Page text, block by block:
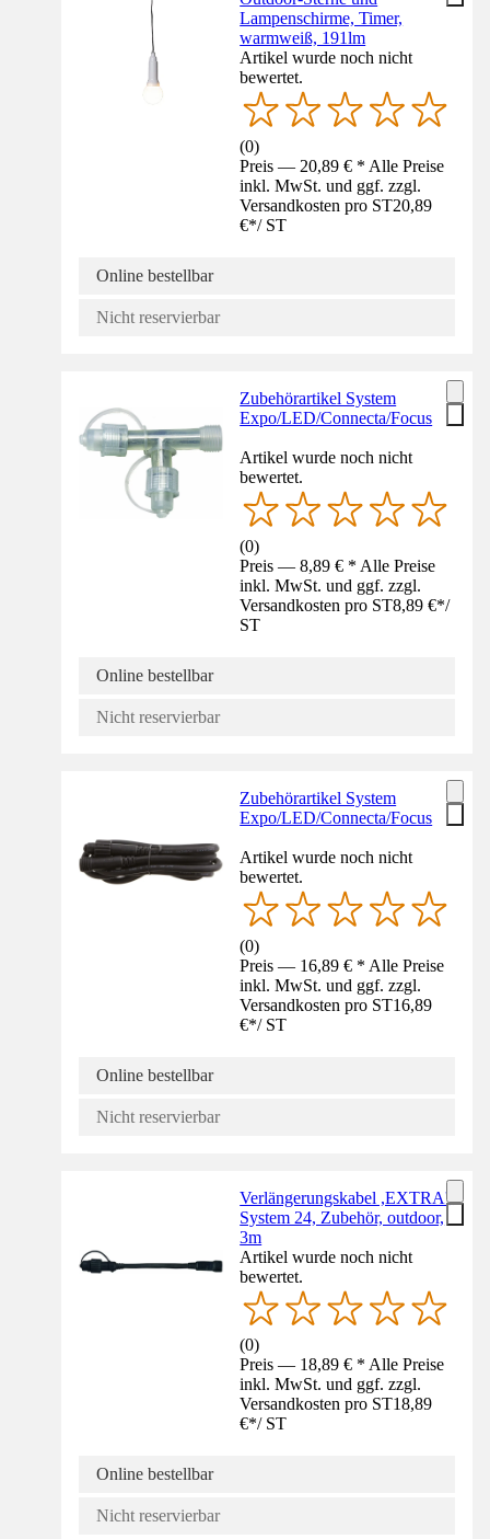
Lampenschirme, Timer,
warmweiß, 191lm
Artikel wurde noch nicht
bewertet.
(0)
Preis — 20,89 € * Alle Preise
inkl. MwSt. und ggf. zzgl.
Versandkosten pro ST20,89
€*/ ST
Online bestellbar
Nicht reservierbar
Zubehörartikel System
Expo/LED/Connecta/Focus
Artikel wurde noch nicht
bewertet.
(0)
Preis — 8,89 € * Alle Preise
inkl. MwSt. und ggf. zzgl.
Versandkosten pro ST8,89 €*/
ST
Online bestellbar
Nicht reservierbar
Zubehörartikel System
Expo/LED/Connecta/Focus
Artikel wurde noch nicht
bewertet.
(0)
Preis — 16,89 € * Alle Preise
inkl. MwSt. und ggf. zzgl.
Versandkosten pro ST16,89
€*/ ST
Online bestellbar
Nicht reservierbar
Verlängerungskabel ,EXTRA',
System 24, Zubehör, outdoor,
3m
Artikel wurde noch nicht
bewertet.
(0)
Preis — 18,89 € * Alle Preise
inkl. MwSt. und ggf. zzgl.
Versandkosten pro ST18,89
€*/ ST
Online bestellbar
Nicht reservierbar